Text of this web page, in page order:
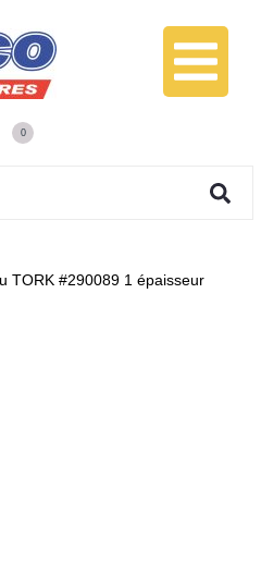
0
TORK #290089 1 épaisseur